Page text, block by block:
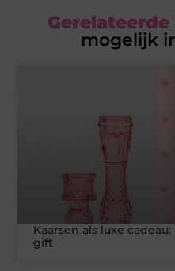
mogelijk
Kaarsen als luxe
gift